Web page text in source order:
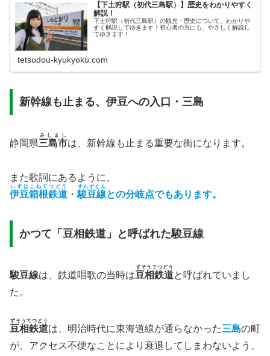
【下土狩駅（初代三島駅）】歴史をわかりやすく
解説！
下土狩駅（初代三島駅）の観光・歴史について、わかりや
すく解説してゆきます！初心者の方にも、やさしく解説し
てゆきます！
tetsudou-kyukyoku.com
新幹線も止まる、伊豆への入口・三島
静岡県三島市
みしまし
は、新幹線も止まる重要な街になります。
また歌詞にあるように、
伊豆箱根鉄道
いずはこねてつどう
・駿豆線
すんずせん
との分岐点でもあります。
かつて「豆相鉄道」と呼ばれた駿豆線
駿豆線は、鉄道唱歌の当時は豆相鉄道
ずそうてつどう
と呼ばれていまし
た。
豆相鉄道
ずそうてつどう
は、明治時代に東海道線が通らなかった三島の町
が、アクセス不便なことにより衰退してしまわないよう、